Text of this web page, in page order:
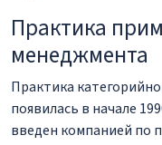
Практика
менеджмента
Практика
появилась в начале
введен компанией по